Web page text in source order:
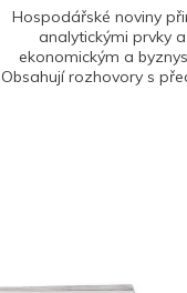
Hospodářské noviny
analytickými prvky
ekonomickým a
Obsahují rozhovory s